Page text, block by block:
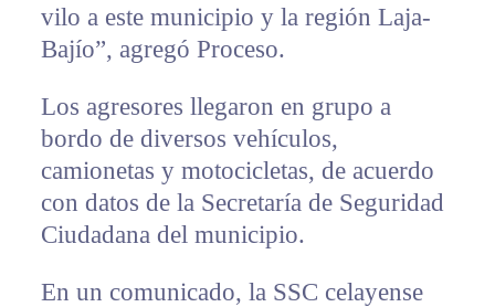
vilo a este municipio y la región Laja-
Bajío”, agregó Proceso.
Los agresores llegaron en grupo a
bordo de diversos vehículos,
camionetas y motocicletas, de acuerdo
con datos de la Secretaría de Seguridad
Ciudadana del municipio.
En un comunicado, la SSC celayense